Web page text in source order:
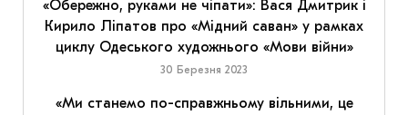
«Обережно, руками не чіпати»: Вася Дмитрик і
Кирило Ліпатов про «Мідний саван» у рамках
циклу Одеського художнього «Мови війни»
30 Березня 2023
«Ми станемо по-справжньому вільними, це